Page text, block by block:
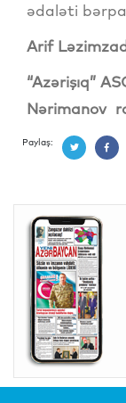
ədaləti
Arif
“Azərişıq”
Nərimanov
Paylaş: